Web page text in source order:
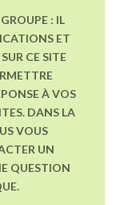
: IL
ET
CE SITE
À VOS
DANS LA
VOUS
UN
QUESTION